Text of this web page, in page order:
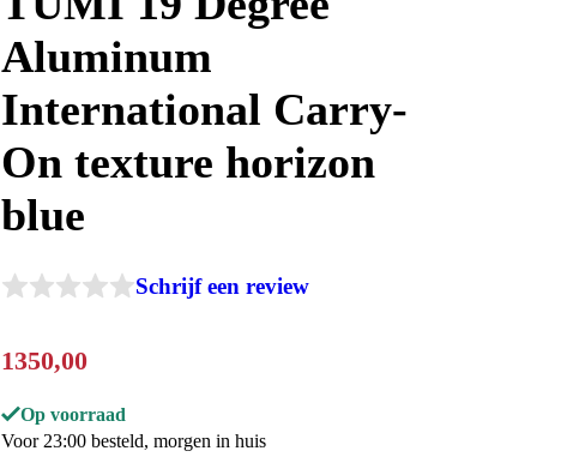
Aluminum
International Carry-
On texture horizon
blue
Schrijf een review
1350,00
Op voorraad
Voor 23:00 besteld, morgen in huis